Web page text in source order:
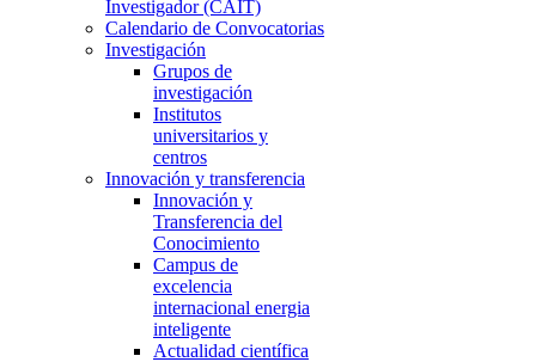
Investigador (CAIT)
Calendario de Convocatorias
Investigación
Grupos de
investigación
Institutos
universitarios y
centros
Innovación y transferencia
Innovación y
Transferencia del
Conocimiento
Campus de
excelencia
internacional energia
inteligente
Actualidad científica